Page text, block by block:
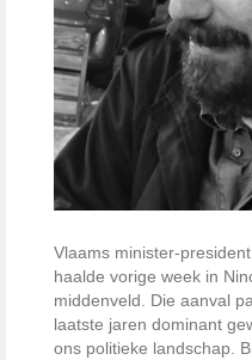
Vlaams minister-
haalde vorige week in
middenveld. Die aanval
laatste jaren dominant
ons politieke landschap.